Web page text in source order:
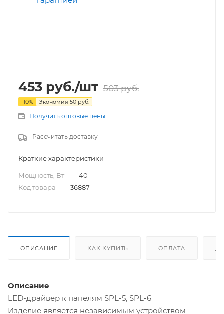
453 руб./шт 503руб.
-10% Экономия 50 руб.
Получить оптовые цены
Рассчитать доставку
Краткие характеристики
Мощность, Вт — 40
Код товара — 36887
ОПИСАНИЕ КАК КУПИТЬ ОПЛАТА
Описание
LED-драйвер к панелям SPL-5, SPL-6
Изделие является независимым устройством